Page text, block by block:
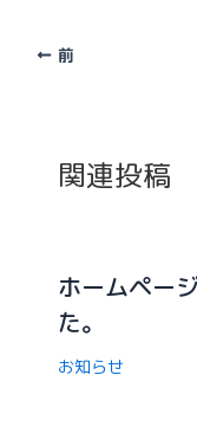
前
関連投稿
ホームペー
た。
お知らせ